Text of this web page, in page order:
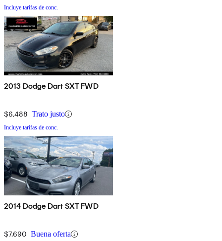
Incluye tarifas de conc.
2013 Dodge Dart SXT FWD
$6,488 Trato justo
Incluye tarifas de conc.
2014 Dodge Dart SXT FWD
$7,690 Buena oferta